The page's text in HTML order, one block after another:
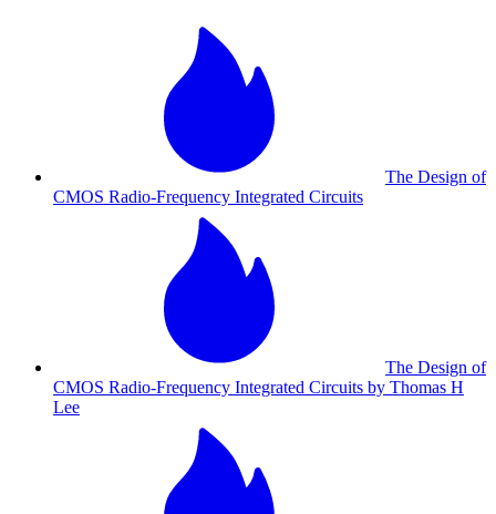
The Design of
CMOS Radio-Frequency Integrated Circuits
The Design of
CMOS Radio-Frequency Integrated Circuits by Thomas H
Lee